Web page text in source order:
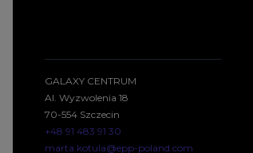
GALAXY CENTRUM
Al. Wyzwolenia 18
70-554 Szczecin
+48 91 483 91 30
marta.kotula@epp-poland.com